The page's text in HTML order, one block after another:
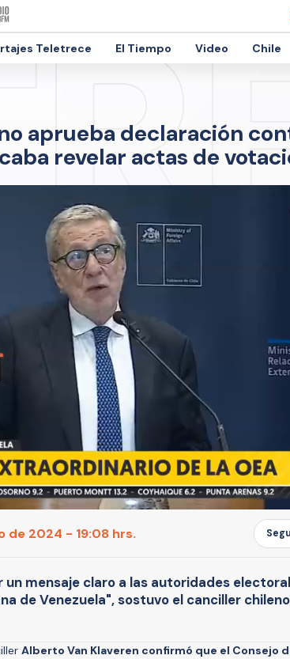
Teletrece El Tiempo Video Chile
aprueba declaración
revelar actas de
de 2024 - 19:08 hrs.
mensaje claro a las autoridades
de Venezuela", sostuvo el canciller
Alberto Van Klaveren confirmó que el Consejo